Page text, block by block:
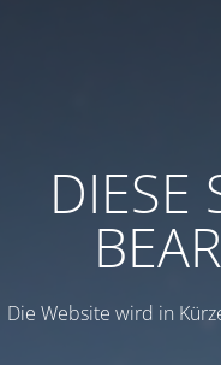
DIESE
Die Website wird in